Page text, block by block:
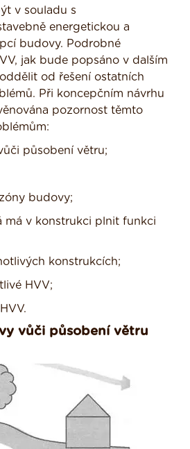
v souladu s
energetickou a
budovy. Podrobné
jak bude popsáno v dalším
od řešení ostatních
Při koncepčním návrhu
pozornost těmto
působení větru;
budovy;
má v konstrukci plnit funkci
konstrukcích;
HVV;
vůči působení větru